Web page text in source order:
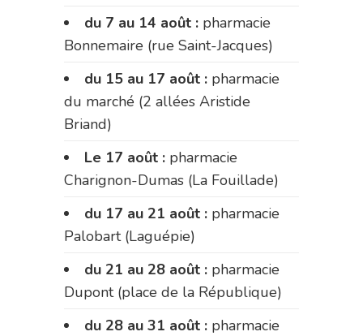
du 7 au 14 août : pharmacie
Bonnemaire (rue Saint-Jacques)
du 15 au 17 août : pharmacie
du marché (2 allées Aristide
Briand)
Le 17 août : pharmacie
Charignon-Dumas (La Fouillade)
du 17 au 21 août : pharmacie
Palobart (Laguépie)
du 21 au 28 août : pharmacie
Dupont (place de la République)
du 28 au 31 août : pharmacie